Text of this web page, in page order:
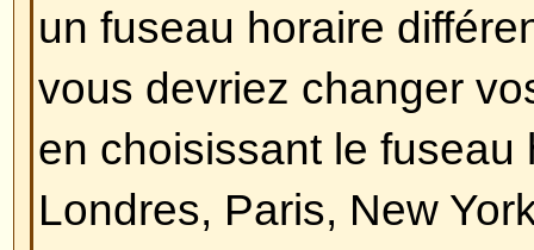
le titre d'un rang (le titre d'un
nom d'utilisateur dans les sujets
dans votre profil selon le thème
messages que vous avez